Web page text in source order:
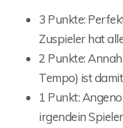
3 Punkte:
Zuspieler hat
2 Punkte:
Tempo) ist
1 Punkt:
irgendein